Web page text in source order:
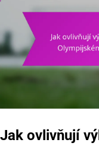
Jak ovlivňují